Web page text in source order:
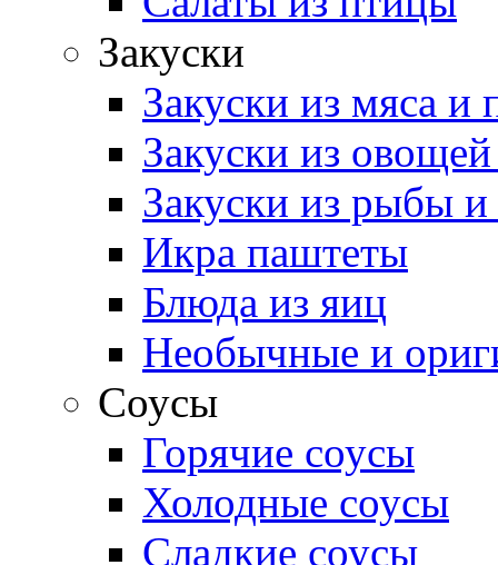
Закуски
Закуски из мяса и
Закуски из
Закуски из рыбы
Икра паштеты
Блюда из яиц
Необычные и
Соусы
Горячие соусы
Холодные соусы
Сладкие соусы